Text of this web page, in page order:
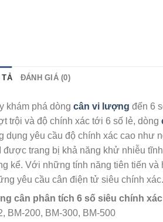
TẢ ĐÁNH GIÁ (0)
khám phá dòng cân vi lượng đến 6
trội và độ chính xác tới 6 số lẻ, dòng
dụng yêu cầu độ chính xác cao như
được trang bị khả năng khử nhiễu
kể. Với những tính năng tiên tiến
yêu cầu cân điện tử siêu chính xác.
cân phân tích 6 số siêu chính
BM-200, BM-300, BM-500